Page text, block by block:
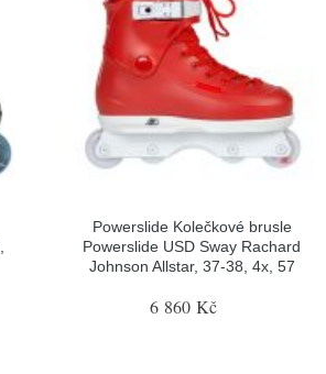
Powerslide Kolečkové brusle
Powerslide USD Sway Rachard
Johnson Allstar, 37-38, 4x, 57
6 860 Kč